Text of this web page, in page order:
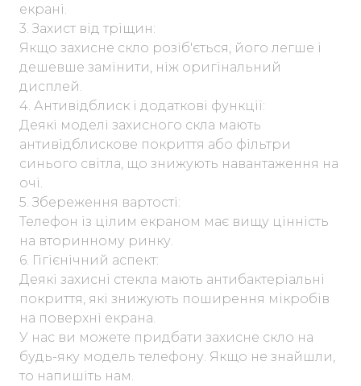
екрані.
3. Захист від тріщин:
Якщо захисне скло розіб'ється, його легше і
дешевше замінити, ніж оригінальний
дисплей.
4. Антивідблиск і додаткові функції:
Деякі моделі захисного скла мають
антивідблискове покриття або фільтри
синього світла, що знижують навантаження на
очі.
5. Збереження вартості:
Телефон із цілим екраном має вищу цінність
на вторинному ринку.
6. Гігієнічний аспект:
Деякі захисні стекла мають антибактеріальні
покриття, які знижують поширення мікробів
на поверхні екрана.
У нас ви можете придбати захисне скло на
будь-яку модель телефону. Якщо не знайшли,
то напишіть нам.